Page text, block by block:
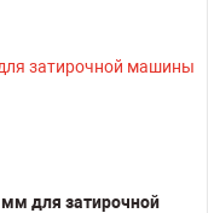
для затирочной